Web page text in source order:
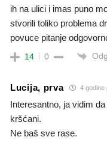
ih na ulici i imas puno
stvorili toliko problema
povuce pitanje
14 0
Lucija, prva 4 godine
Interesantno, ja vidim
kršćani.
Ne baš sve rase.